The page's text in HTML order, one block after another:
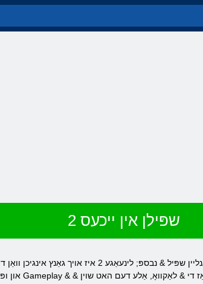
שפּילן אין ייכעס 2
פּרעקוועל באַליבט דורך מיליאַנז רפּג & לאַקוואָ, לינעאַגע &